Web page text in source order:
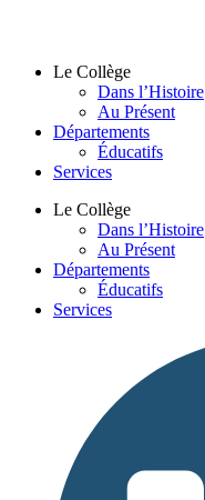
Le Collège
Dans l’Histoire
Au Présent
Départements
Éducatifs
Services
Le Collège
Dans l’Histoire
Au Présent
Départements
Éducatifs
Services